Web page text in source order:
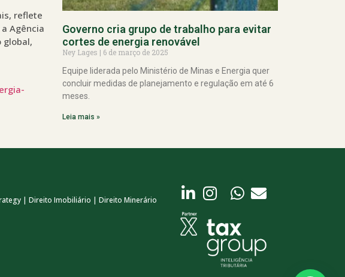
reflete
Agência
global,
Governo cria grupo de trabalho para evitar
cortes de energia renovável
Ney Lages
6 de março de 2025
Equipe liderada pelo Ministério de Minas e Energia quer
concluir medidas de planejamento e regulação em até 6
meses.
Leia mais »
| Direito Imobiliário | Direito Minerário